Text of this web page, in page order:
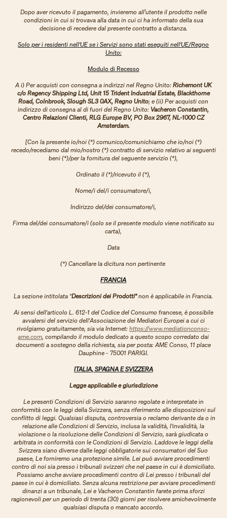
Dopo aver ricevuto il pagamento, invieremo all’utente il prodotto nelle
condizioni in cui si trovava alla data in cui ci ha informato della sua
decisione di recedere dal presente contratto a distanza.
Solo per i residenti nell'UE se i Servizi sono stati eseguiti nell'UE/Regno
Unito:
Modulo di Recesso
A i) Per acquisti con consegna a indirizzi nel Regno Unito: Richemont UK
c/o Regency Shipping Ltd, Unit 15 Trident Industrial Estate, Blackthorne
Road, Colnbrook, Slough SL3 0AX, Regno Unito; e (ii) Per acquisti con
indirizzo di consegna al di fuori del Regno Unito: Vacheron Constantin,
Centro Relazioni Clienti, RLG Europe BV, PO Box 2967, NL-1000 CZ
Amsterdam.
[Con la presente io/noi (*) comunico/comunichiamo che io/noi (*)
recedo/recediamo dal mio/nostro (*) contratto di servizio relativo ai seguenti
beni (*)/per la fornitura del seguente servizio (*),
Ordinato il (*)/ricevuto il (*),
Nome/i del/i consumatore/i,
Indirizzo del/dei consumatore/i,
Firma del/dei consumatore/i (solo se il presente modulo viene notificato su
carta),
Data
(*) Cancellare la dicitura non pertinente
FRANCIA
La sezione intitolata "Descrizioni dei Prodotti"non è applicabile in Francia.
Ai sensi dell'articolo L. 612-1 del Codice del Consumo francese, è possibile
avvalersi del servizio dell'Associazione dei Mediatori Europei a cui ci
rivolgiamo gratuitamente, sia via Internet:https://www.mediationconso-
ame.com, compilando il modulo dedicato a questo scopo corredato dai
documenti a sostegno della richiesta, sia per posta: AME Conso, 11 place
Dauphine - 75001 PARIGI.
ITALIA, SPAGNA E SVIZZERA
Legge applicabile e giurisdizione
Le presenti Condizioni di Servizio saranno regolate e interpretate in
conformità con le leggi della Svizzera, senza riferimento alle disposizioni sul
conflitto di leggi. Qualsiasi disputa, controversia o reclamo derivante da o in
relazione alle Condizioni di Servizio, inclusa la validità, l'invalidità, la
violazione o la risoluzione delle Condizioni di Servizio, sarà giudicata o
arbitrata in conformità con le Condizioni di Servizio. Laddove le leggi della
Svizzera siano diverse dalle leggi obbligatorie sui consumatori del Suo
paese, Le forniremo una protezione simile. Lei può avviare procedimenti
contro di noi sia presso i tribunali svizzeri che nel paese in cui è domiciliato.
Possiamo anche avviare procedimenti contro di Lei presso i tribunali del
paese in cui è domiciliato. Senza alcuna restrizione per avviare procedimenti
dinanzi a un tribunale, Lei e Vacheron Constantin farete prima sforzi
ragionevoli per un periodo di trenta (30) giorni per risolvere amichevolmente
qualsiasi disputa o mancato accordo.